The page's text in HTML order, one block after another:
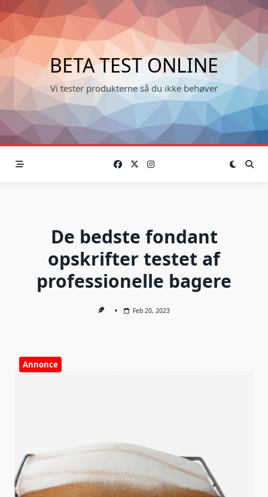
Skip
to
content
BETA TEST ONLINE
Vi tester produkterne så du ikke behøver
De bedste fondant
opskrifter testet af
professionelle bagere
Feb 20, 2023
Annonce